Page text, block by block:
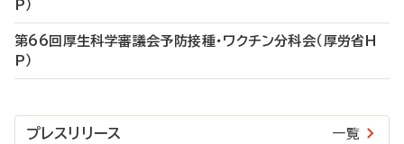
P）
第66回厚生科学審議会予防接種・ワクチン分科会（厚労省H
P）
プレスリリース 一覧